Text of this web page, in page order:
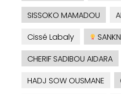
SISSOKO MAMADOU
Cissé Labaly
CHERIF SADIBOU AIDARA
HADJ SOW OUSMANE